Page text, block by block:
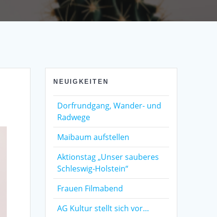
NEUIGKEITEN
Dorfrundgang, Wander- und
Radwege
Maibaum aufstellen
Aktionstag „Unser sauberes
Schleswig-Holstein“
Frauen Filmabend
AG Kultur stellt sich vor…